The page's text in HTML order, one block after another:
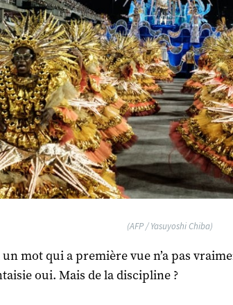
(AFP / Yasuyoshi Chiba)
mot qui a première vue n’a pas
oui. Mais de la discipline ?